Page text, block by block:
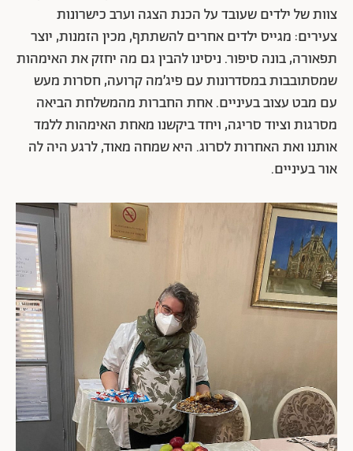
צוות של ילדים שעובד על הכנת הצגה וערב כישרונות
צעירים: מגייס ילדים אחרים להשתתף, מכין הזמנות, יוצר
תפאורה, בונה סיפור. ניסינו להבין גם מה יחזק את האימהות
שמסתובבות במסדרונות עם פיג׳מה קרועה, חסרות מעש
עם מבט עצוב בעיניים. אחת החברות מהמשלחת הביאה
מסרגות וציוד סריגה, ויחד ביקשנו מאחת האימהות ללמד
אותנו ואת האחרות לסרוג. היא שמחה מאוד, לרגע היה לה
אור בעיניים.